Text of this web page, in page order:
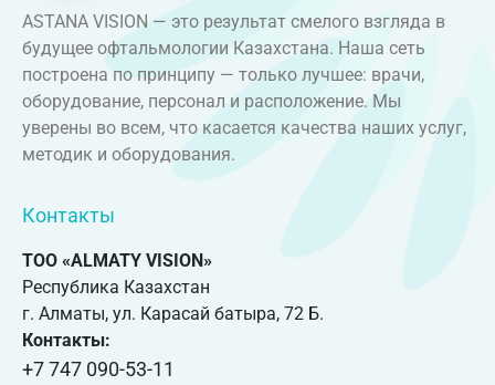
ASTANA VISION — это результат смелого взгляда в
будущее офтальмологии Казахстана. Наша сеть
построена по принципу — только лучшее: врачи,
оборудование, персонал и расположение. Мы
уверены во всем, что касается качества наших услуг,
методик и оборудования.
Контакты
ТОО «ALMATY VISION»
Республика Казахстан
г. Алматы, ул. Карасай батыра, 72 Б.
Контакты:
+7 747 090-53-11